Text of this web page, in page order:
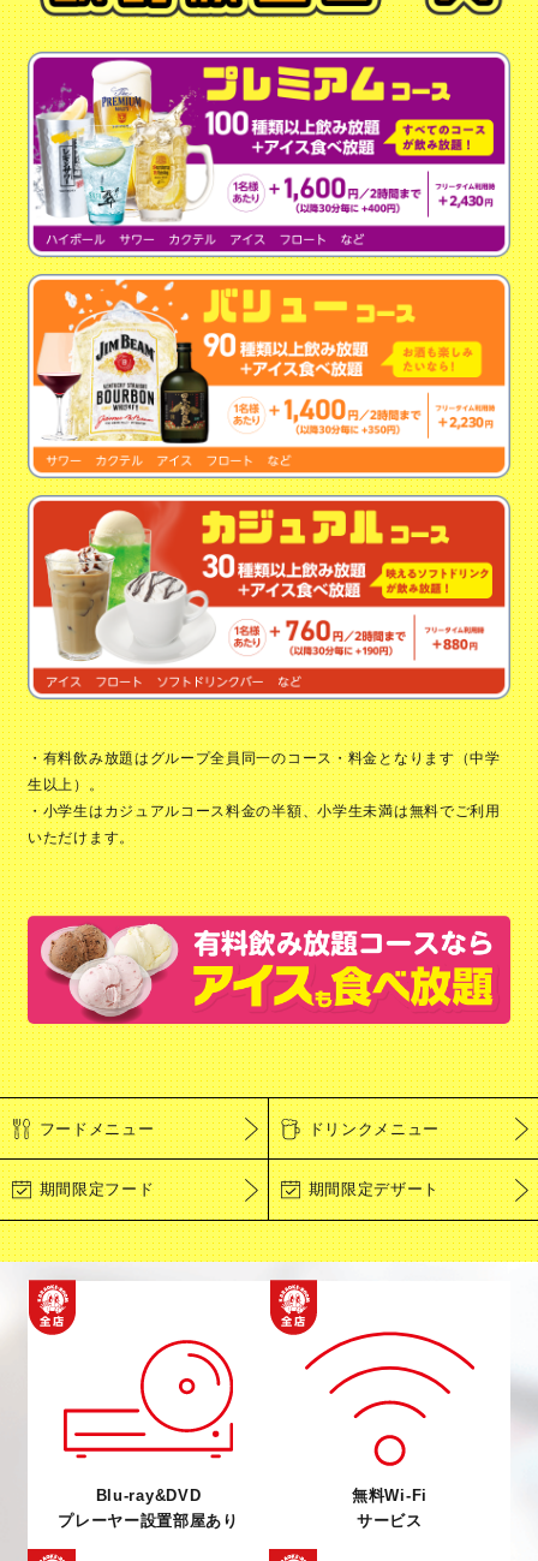
昼 30分
8時～19時
ドリンク飲み放題
昼フリータイム
11時～19時
最終受付 16時
ドリンク飲み放題
夕方フリータイム
15時～21時
最終受付 19時
ドリンク飲み放題
夜 30分
19時～8時
ドリンク飲み放題
夜フリータイム
19時～5時
最終受付 21:45
ドリンク飲み放題
深夜フリータイム
22時～5時
最終受付 3時
※金土祝前2:30
ドリンク飲み放題
ナイトパック
22時～10時
最終受付 5時
ドリンク飲み放題
・有料飲み放題はグループ全員同一のコース・料金となります（中学
生以上）。
・小学生はカジュアルコース料金の半額、小学生未満は無料でご利用
いただけます。
フードメニュー ドリンクメニュー
期間限定フード 期間限定デザート
Blu-ray&DVD
プレーヤー設置部屋あり
無料Wi-Fi
サービス